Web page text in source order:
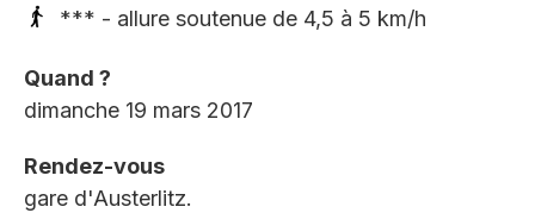
*** - allure soutenue de 4,5 à 5 km/h
Quand ?
dimanche 19 mars 2017
Rendez-vous
gare d'Austerlitz.